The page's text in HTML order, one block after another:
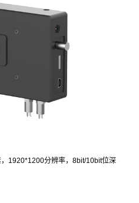
1920*1200分辨率，8bit/10bit位深